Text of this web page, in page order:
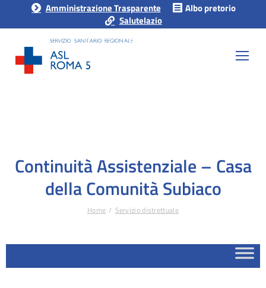
Amministrazione Trasparente
Albo pretorio
Salutelazio
Continuità Assistenziale – Casa
della Comunità Subiaco
Home Servizio distrettuale